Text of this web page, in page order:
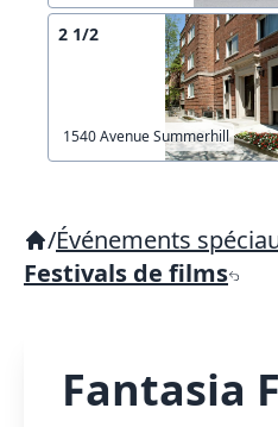
2 1/2
1540 Avenue Summerhill
/Événements
Festivals de films
Fantasia